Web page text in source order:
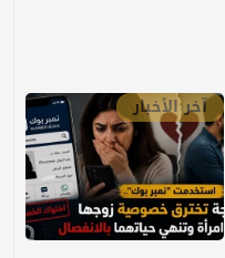
آخر الأخبار